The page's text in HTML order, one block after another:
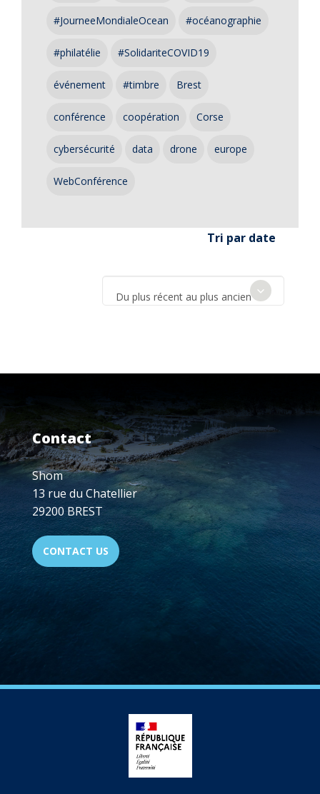
#JourneeMondialeOcean #océanographie
#philatélie #SolidariteCOVID19
événement #timbre Brest
conférence coopération Corse
cybersécurité data drone europe
WebConférence
Tri par date
Du plus récent au plus ancien
Contact
Shom
13 rue du Chatellier
29200 BREST
CONTACT US